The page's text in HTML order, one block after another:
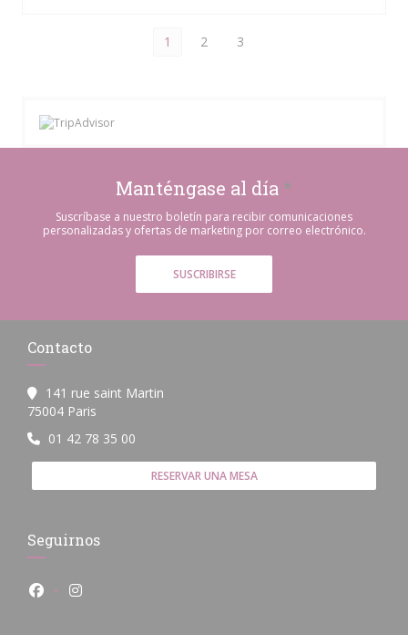
1 2 3
Manténgase al día *
Suscríbase a nuestro boletín para recibir comunicaciones
personalizadas y ofertas de marketing por correo electrónico.
SUSCRIBIRSE
Contacto
141 rue saint Martin
75004 Paris
01 42 78 35 00
RESERVAR UNA MESA
Seguirnos
Facebook ((abre en una nueva ventana))
Instagram ((abre en una nueva ventana))